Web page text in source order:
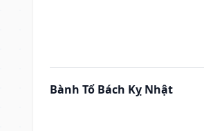
Bành Tổ Bách Kỵ Nhật